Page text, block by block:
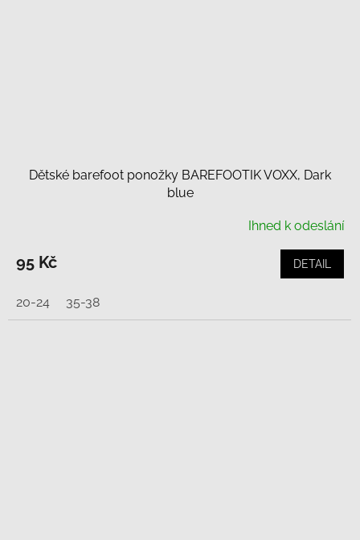
Dětské barefoot ponožky BAREFOOTIK VOXX, Dark
blue
Ihned k odeslání
95 Kč DETAIL
20-24 35-38